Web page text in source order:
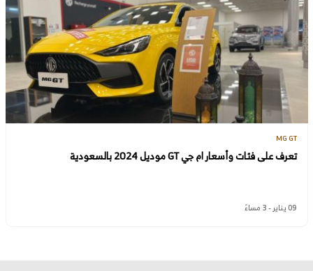
MG GT
تعرف على فئات وأسعار ام جي GT موديل 2024 بالسعودية
09 يناير - 3 مساءً